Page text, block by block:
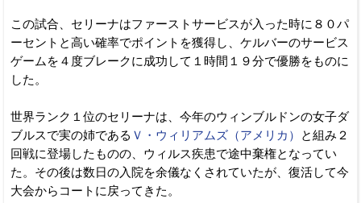
この試合、セリーナはファーストサービスが入った時に８０パ
ーセントと高い確率でポイントを獲得し、ケルバーのサービス
ゲームを４度ブレークに成功して１時間１９分で優勝をものに
した。
世界ランク１位のセリーナは、今年のウィンブルドンの女子ダ
ブルスで実の姉である Ｖ・ウィリアムズ（アメリカ）
と組み２
回戦に登場したものの、ウィルス疾患で途中棄権となってい
た。その後は数日の入院を余儀なくされていたが、復活して今
大会からコートに戻ってきた。